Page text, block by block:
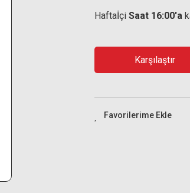
Haftaİçi Saat 16:00'a
Karşılaştır